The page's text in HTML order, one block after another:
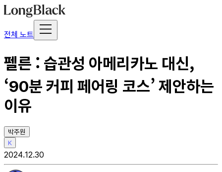
전체 노트
펠른 : 습관성 아메리카노 대신,
‘90분 커피 페어링 코스’ 제안하는
이유
박주원
K
2024.12.30